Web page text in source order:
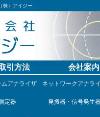
株）アイジー
引方法 会社案内
ムアナライザ ネットワークアナラ
定器 発振器・信号発生